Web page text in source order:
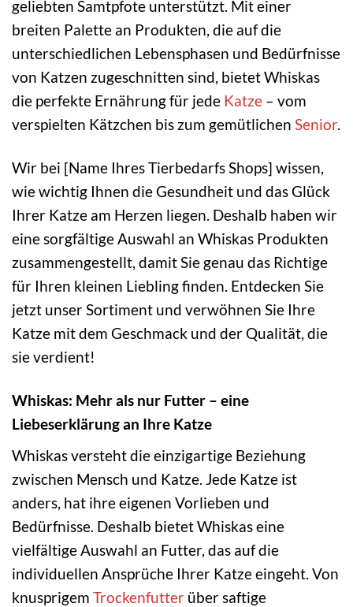
geliebten Samtpfote unterstützt. Mit einer
breiten Palette an Produkten, die auf die
unterschiedlichen Lebensphasen und Bedürfnisse
von Katzen zugeschnitten sind, bietet Whiskas
die perfekte Ernährung für jede Katze – vom
verspielten Kätzchen bis zum gemütlichen Senior.
Wir bei [Name Ihres Tierbedarfs Shops] wissen,
wie wichtig Ihnen die Gesundheit und das Glück
Ihrer Katze am Herzen liegen. Deshalb haben wir
eine sorgfältige Auswahl an Whiskas Produkten
zusammengestellt, damit Sie genau das Richtige
für Ihren kleinen Liebling finden. Entdecken Sie
jetzt unser Sortiment und verwöhnen Sie Ihre
Katze mit dem Geschmack und der Qualität, die
sie verdient!
Whiskas: Mehr als nur Futter – eine
Liebeserklärung an Ihre Katze
Whiskas versteht die einzigartige Beziehung
zwischen Mensch und Katze. Jede Katze ist
anders, hat ihre eigenen Vorlieben und
Bedürfnisse. Deshalb bietet Whiskas eine
vielfältige Auswahl an Futter, das auf die
individuellen Ansprüche Ihrer Katze eingeht. Von
knusprigem Trockenfutter über saftige